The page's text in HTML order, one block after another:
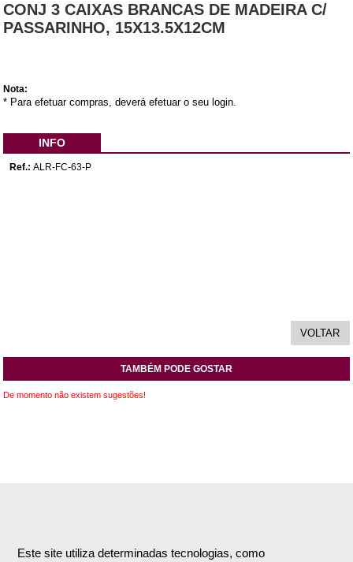
Este site utiliza determinadas tecnologias, como
CONJ 3 CAIXAS BRANCAS DE MADEIRA C/
PASSARINHO, 15X13.5X12CM
Nota:
* Para efetuar compras, deverá efetuar o seu login.
INFO
Ref.: ALR-FC-63-P
TAMBÉM PODE GOSTAR
De momento não existem sugestões!
Empresa
Encomendas & Pagamentos